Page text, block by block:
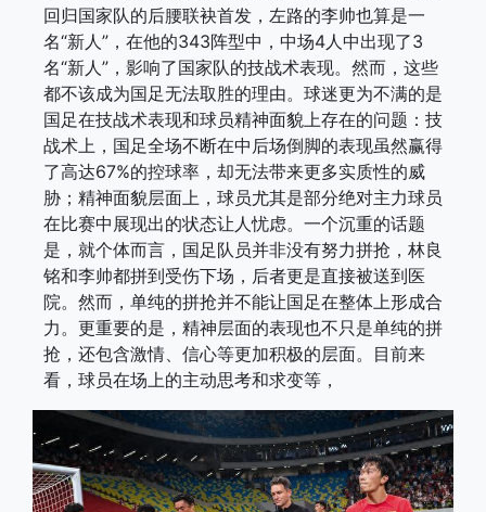
回归国家队的后腰联袂首发，左路的李帅也算是一
名“新人”，在他的343阵型中，中场4人中出现了3
名“新人”，影响了国家队的技战术表现。然而，这些
都不该成为国足无法取胜的理由。球迷更为不满的是
国足在技战术表现和球员精神面貌上存在的问题：技
战术上，国足全场不断在中后场倒脚的表现虽然赢得
了高达67%的控球率，却无法带来更多实质性的威
胁；精神面貌层面上，球员尤其是部分绝对主力球员
在比赛中展现出的状态让人忧虑。一个沉重的话题
是，就个体而言，国足队员并非没有努力拼抢，林良
铭和李帅都拼到受伤下场，后者更是直接被送到医
院。然而，单纯的拼抢并不能让国足在整体上形成合
力。更重要的是，精神层面的表现也不只是单纯的拼
抢，还包含激情、信心等更加积极的层面。目前来
看，球员在场上的主动思考和求变等，